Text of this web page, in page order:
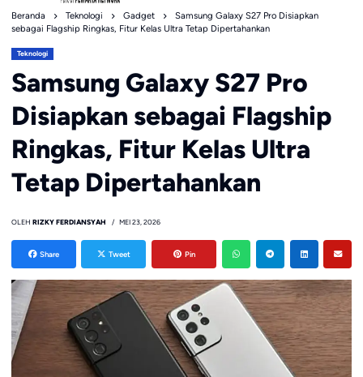
Beranda Teknologi Gadget
Samsung Galaxy S27 Pro Disiapkan
sebagai Flagship Ringkas, Fitur Kelas Ultra Tetap Dipertahankan
Teknologi
Samsung Galaxy S27 Pro
Disiapkan sebagai Flagship
Ringkas, Fitur Kelas Ultra
Tetap Dipertahankan
OLEH RIZKY FERDIANSYAH MEI 23, 2026
Share Tweet Pin